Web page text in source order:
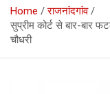
Home
राजनांदगांव
सुप्रीम कोर्ट से बार-बार
चौधरी